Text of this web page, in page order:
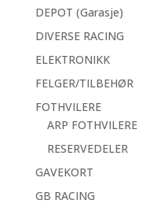
DEPOT (Garasje)
DIVERSE RACING
ELEKTRONIKK
FELGER/TILBEHØR
FOTHVILERE
ARP FOTHVILERE
RESERVEDELER
GAVEKORT
GB RACING